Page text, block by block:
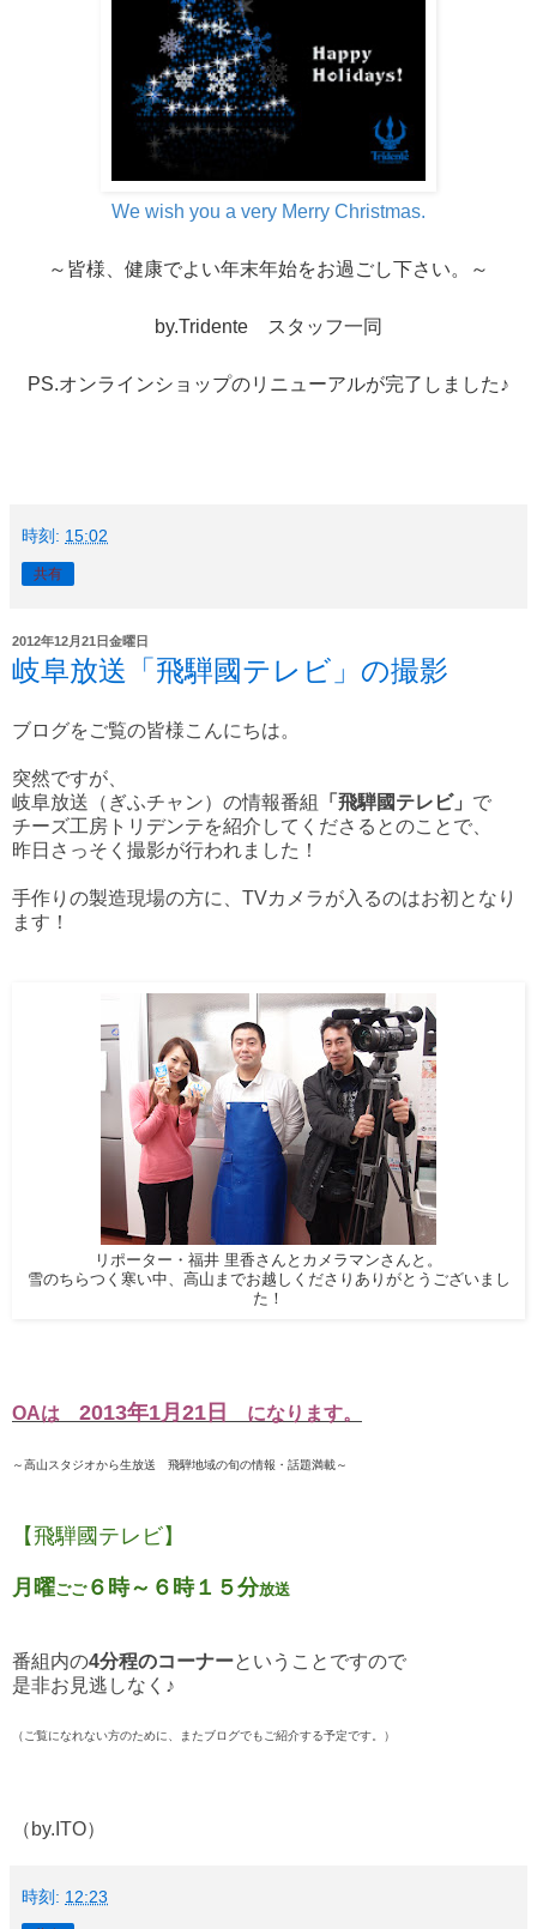
We wish you a very Merry Christmas.
～皆様、健康でよい年末年始をお過ごし下さい。～
by.Tridente スタッフ一同
PS.オンラインショップのリニューアルが完了しました♪
時刻: 15:02
共有
2012年12月21日金曜日
岐阜放送「飛騨國テレビ」の撮影
ブログをご覧の皆様こんにちは。
突然ですが、
岐阜放送（ぎふチャン）の情報番組
「飛騨國テレビ」 で
チーズ工房トリデンテを紹介してくださるとのことで、
昨日さっそく撮影が行われました！
手作りの製造現場の方に、TVカメラが入るのはお初となり
ます！
リポーター・ 福井 里香さんとカメラマンさんと。
雪のちらつく寒い中、高山までお越しくださりありがとうございまし
た！
OAは 2013年1月21日 になります。
～高山スタジオから生放送 飛騨地域の旬の情報・話題満載～
【飛騨國テレビ】
月曜ごご６時～６時１５分放送
番組内の4分程のコーナーということですので
是非お見逃しなく♪
（ご覧になれない方のために、またブログでもご紹介する予定です。）
（by.ITO）
時刻: 12:23